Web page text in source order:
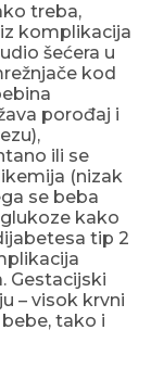
treba,
komplikacija
šećera u
kod
porođaj i
ili se
(nizak
se beba
kako
tip 2
Gestacijski
– visok krvni
tako i